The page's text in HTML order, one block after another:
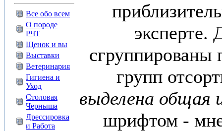
Все обо всем
О породе
РЧТ
Щенок и вы
Выставки
Ветеринария
Гигиена и
Уход
Столовая
Черныша
Дрессировка
и Работа
эксперте.
сгруппированы
групп
выделена общая
шрифтом -